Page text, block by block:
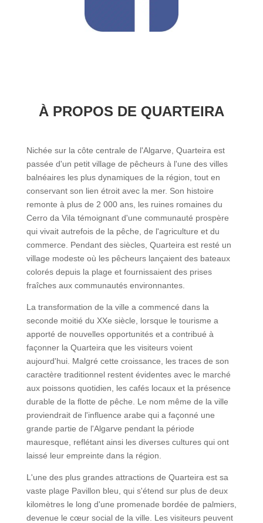
À PROPOS DE QUARTEIRA
Nichée sur la côte centrale de l'Algarve, Quarteira est
passée d'un petit village de pêcheurs à l'une des villes
balnéaires les plus dynamiques de la région, tout en
conservant son lien étroit avec la mer. Son histoire
remonte à plus de 2 000 ans, les ruines romaines du
Cerro da Vila témoignant d'une communauté prospère
qui vivait autrefois de la pêche, de l'agriculture et du
commerce. Pendant des siècles, Quarteira est resté un
village modeste où les pêcheurs lançaient des bateaux
colorés depuis la plage et fournissaient des prises
fraîches aux communautés environnantes.
La transformation de la ville a commencé dans la
seconde moitié du XXe siècle, lorsque le tourisme a
apporté de nouvelles opportunités et a contribué à
façonner la Quarteira que les visiteurs voient
aujourd'hui. Malgré cette croissance, les traces de son
caractère traditionnel restent évidentes avec le marché
aux poissons quotidien, les cafés locaux et la présence
durable de la flotte de pêche. Le nom même de la ville
proviendrait de l'influence arabe qui a façonné une
grande partie de l'Algarve pendant la période
mauresque, reflétant ainsi les diverses cultures qui ont
laissé leur empreinte dans la région.
L'une des plus grandes attractions de Quarteira est sa
vaste plage Pavillon bleu, qui s'étend sur plus de deux
kilomètres le long d'une promenade bordée de palmiers,
devenue le cœur social de la ville. Les visiteurs peuvent